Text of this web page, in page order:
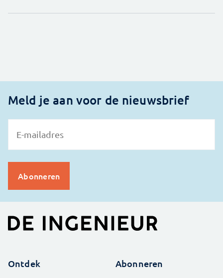
Meld je aan voor de nieuwsbrief
Ontdek Abonneren